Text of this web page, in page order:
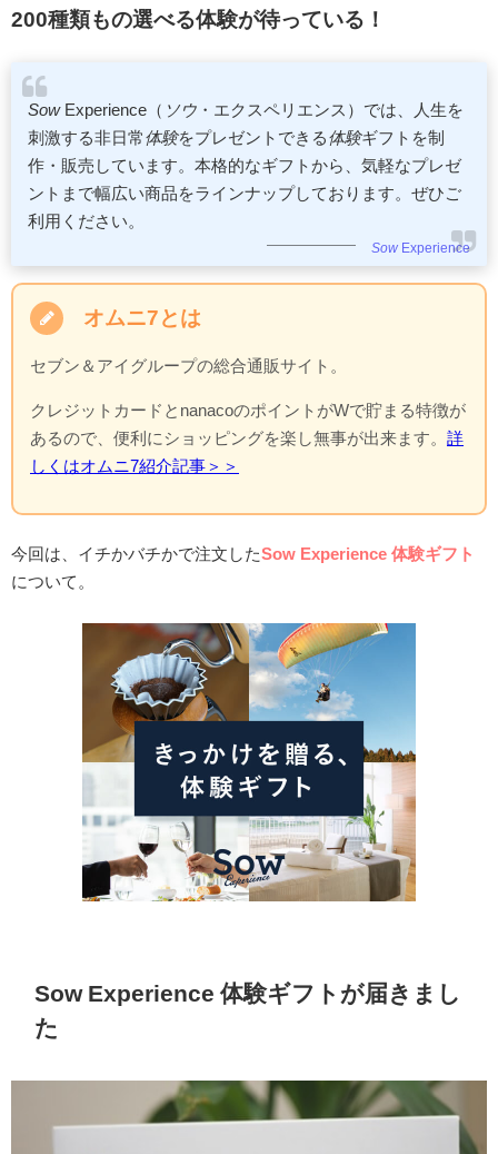
200種類もの選べる体験が待っている！
SowExperience（ ソウ ・エクスペリエンス）では、人生を
刺激する非日常 体験をプレゼントできる 体験ギフトを制
作・販売しています。本格的なギフトから、気軽なプレゼ
ントまで幅広い商品をラインナップしております。ぜひご
利用ください。
Sow Experience
オムニ7とは
セブン＆アイグループの総合通販サイト。
クレジットカードとnanacoのポイントがWで貯まる特徴が
あるので、便利にショッピングを楽し無事が出来ます。 詳
しくはオムニ7紹介記事＞＞
今回は、イチかバチかで注文したSow Experience 体験ギフト
について。
Sow Experience 体験ギフトが届きまし
た